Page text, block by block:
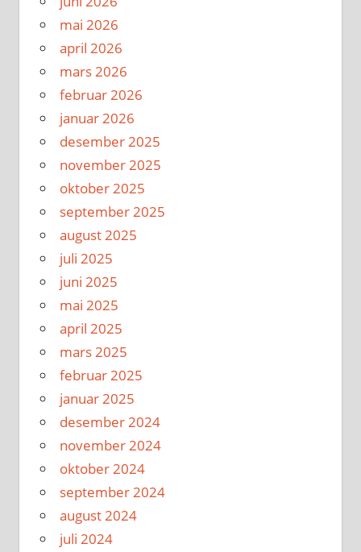
mai 2026
april 2026
mars 2026
februar 2026
januar 2026
desember 2025
november 2025
oktober 2025
september 2025
august 2025
juli 2025
juni 2025
mai 2025
april 2025
mars 2025
februar 2025
januar 2025
desember 2024
november 2024
oktober 2024
september 2024
august 2024
juli 2024